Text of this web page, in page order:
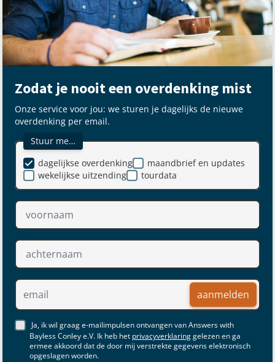
Zodat je nooit een overdenking mist
Onze service voor jou: we sturen je dagelijks de nieuwe
overdenking per email.
Stuur me…
maandbrief en updates
dagelijkse overdenking
wekelijkse uitzending
tourdata
aanmelden
Ja, ik wil graag e-mailimpulsen ontvangen van Answers with
Bayless Conley e.V. Ik heb het privacyverklaringgelezen en ga
ermee akkoord dat de door mij verstrekte gegevens elektronisch
opgeslagen worden.